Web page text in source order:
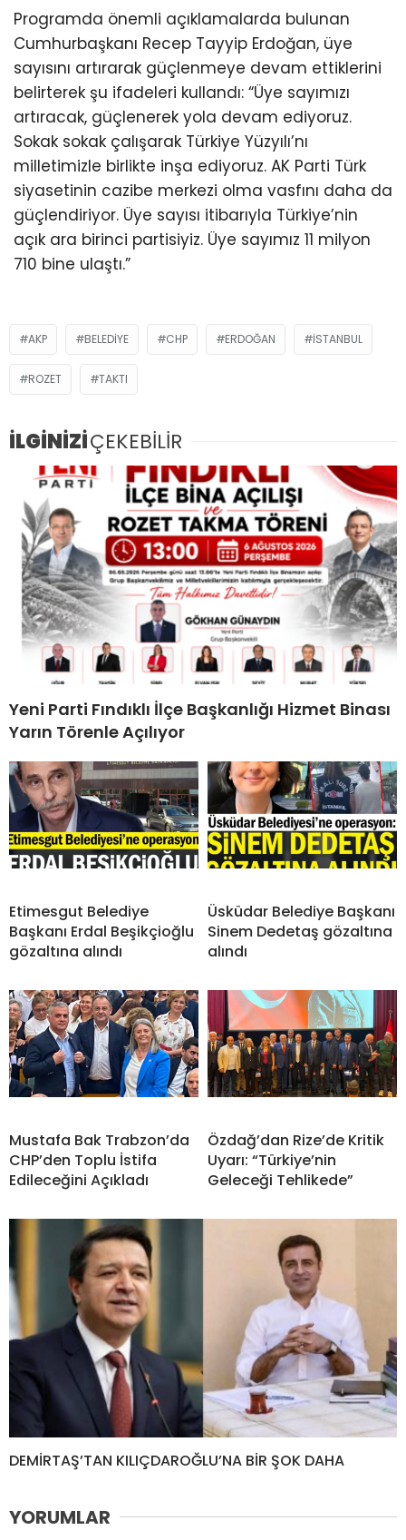
Programda önemli açıklamalarda bulunan
Cumhurbaşkanı Recep Tayyip Erdoğan, üye
sayısını artırarak güçlenmeye devam ettiklerini
belirterek şu ifadeleri kullandı: “Üye sayımızı
artıracak, güçlenerek yola devam ediyoruz.
Sokak sokak çalışarak Türkiye Yüzyılı’nı
milletimizle birlikte inşa ediyoruz. AK Parti Türk
siyasetinin cazibe merkezi olma vasfını daha da
güçlendiriyor. Üye sayısı itibarıyla Türkiye’nin
açık ara birinci partisiyiz. Üye sayımız 11 milyon
710 bine ulaştı.”
AKP BELEDIYE CHP ERDOĞAN ISTANBUL
ROZET TAKTI
İLGİNİZİÇEKEBİLİR
Yeni Parti Fındıklı İlçe Başkanlığı Hizmet Binası
Yarın Törenle Açılıyor
Etimesgut Belediye
Başkanı Erdal Beşikçioğlu
gözaltına alındı
Üsküdar Belediye Başkanı
Sinem Dedetaş gözaltına
alındı
Mustafa Bak Trabzon’da
CHP’den Toplu İstifa
Edileceğini Açıkladı
Özdağ’dan Rize’de Kritik
Uyarı: “Türkiye’nin
Geleceği Tehlikede”
DEMİRTAŞ’TAN KILIÇDAROĞLU’NA BİR ŞOK DAHA
YORUMLAR